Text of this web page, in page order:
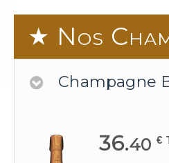
★ Nos
Champagne
36.40 €